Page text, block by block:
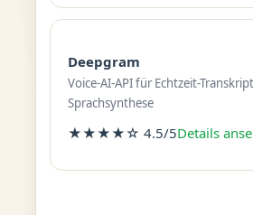
Deepgram
Voice-AI-API für Echtzeit-
Sprachsynthese
★★★★☆ 4.5/5Details